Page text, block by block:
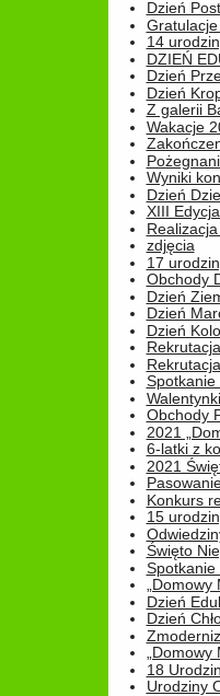
Dzień
14
DZIEŃ
Dzień
Dzień
Z galerii
Wakacje
Wyniki
Dzień
XIII
zdjęcia
17
Obchody
Dzień
Dzień
Dzień
Rekrutacja
Spotkanie
Obchody
2021
6-latki z
2021
Konkurs
15
Święto
Spotkanie
Dzień
Dzień
18
Urodziny